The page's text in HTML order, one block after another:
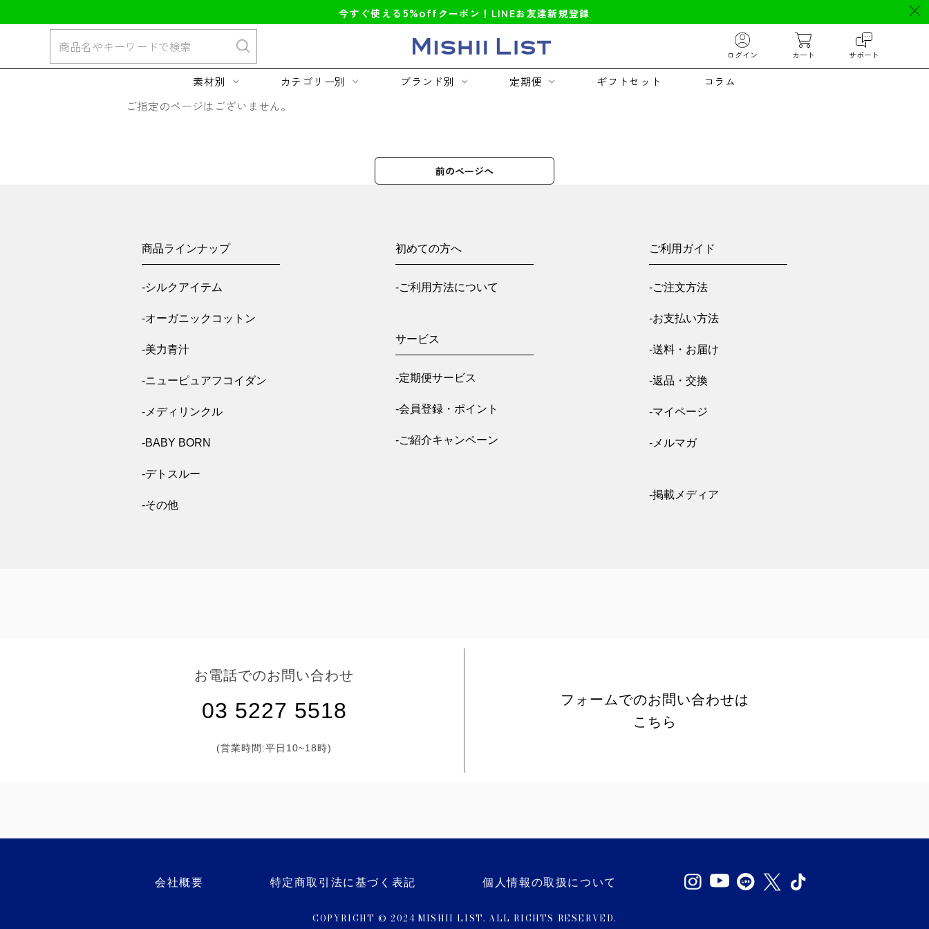
今すぐ使える 5%off クーポン！LINEお友達新規登録
ログイン カート サポート
素材別 カテゴリー別 ブランド別 定期便 ギフトセット コラム
ご指定のページはございません。
前のページへ
商品ラインナップ
-シルクアイテム
-オーガニックコットン
-美力青汁
-ニューピュアフコイダン
-メディリンクル
-BABY BORN
-デトスルー
-その他
初めての方へ
-ご利用方法について
サービス
-定期便サービス
-会員登録・ポイント
-ご紹介キャンペーン
ご利用ガイド
-ご注文方法
-お支払い方法
-送料・お届け
-返品・交換
-マイページ
-メルマガ
-掲載メディア
お電話でのお問い合わせ
03 5227 5518
(営業時間:平日10~18時)
フォームでのお問い合わせは
こちら
会社概要 特定商取引法に基づく表記 個人情報の取扱について
COPYRIGHT © 2024 MISHII LIST. ALL RIGHTS RESERVED.